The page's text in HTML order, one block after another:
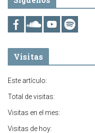
Visitas
Este artículo:
Total de visitas:
Visitas en el mes:
Visitas de hoy: